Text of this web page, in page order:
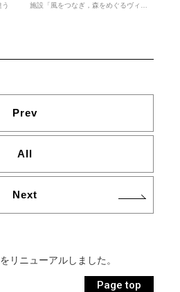
施設「風をつなぎ，森をめぐるヴィ…
Prev
All
Next
リニューアルしました。
Page top